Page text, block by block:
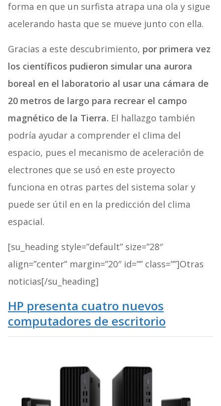
forma en que un surfista atrapa una ola y sigue
acelerando hasta que se mueve junto con ella.
Gracias a este descubrimiento, por primera vez
los científicos pudieron simular una aurora
boreal en el laboratorio al usar una cámara de
20 metros de largo para recrear el campo
magnético de la Tierra. El hallazgo también
podría ayudar a comprender el clima del
espacio, pues el mecanismo de aceleración de
electrones que se usó en este proyecto
funciona en otras partes del sistema solar y
puede ser útil en en la predicción del clima
espacial.
[su_heading style=”default” size=”28″
align=”center” margin=”20″ id=”” class=””]Otras
noticias[/su_heading]
HP presenta cuatro nuevos
computadores de escritorio